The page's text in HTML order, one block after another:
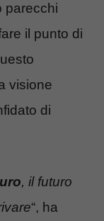
parecchi
il punto di
visione
di
, il futuro
“, ha